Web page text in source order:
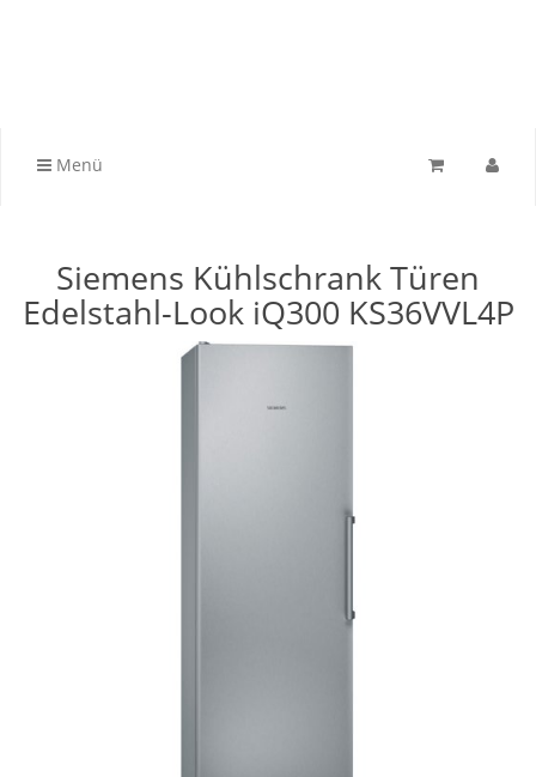
Menü
Siemens Kühlschrank Türen
Edelstahl-Look iQ300 KS36VVL4P